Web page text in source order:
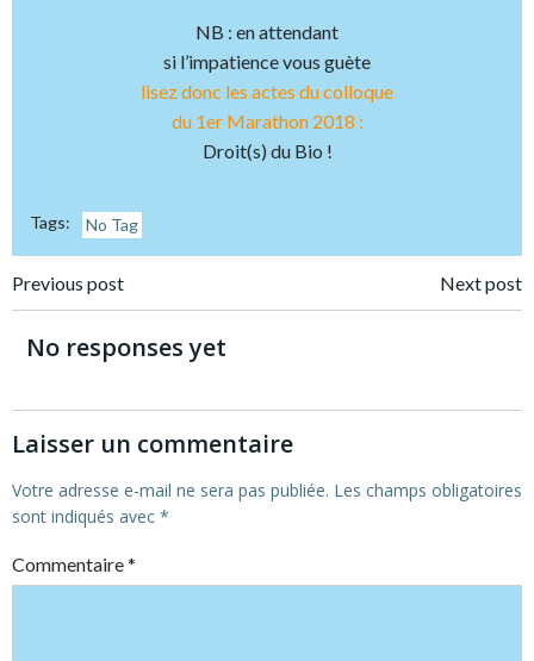
NB : en attendant
si l’impatience vous guète
lisez donc les actes du colloque
du 1er Marathon 2018 :
Droit(s) du Bio !
Tags: No Tag
Post
navigation
Previous post Next post
No responses yet
Laisser un commentaire
Votre adresse e-mail ne sera pas publiée. Les champs obligatoires
sont indiqués avec *
Commentaire*